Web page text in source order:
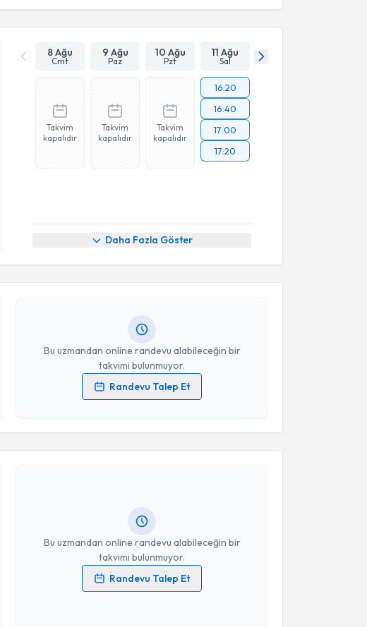
8 Ağu
Cmt
9 Ağu
Paz
10 Ağu
Pzt
11 Ağu
Sal
Takvim
kapalıdır
Takvim
kapalıdır
Takvim
kapalıdır
16:20
16:40
17:00
17:20
Daha Fazla Göster
Bu uzmandan online randevu alabileceğin bir
takvimi bulunmuyor.
Randevu Talep Et
Randevu Takvimi Talebi
Kişisel verilerimin işlenmesine ilişkinAydınlatma Metni
Bu uzmandan online randevu alabileceğin bir
takvimi bulunmuyor.
Randevu Talep Et
Randevu Takvimi Talebi
Prof. Dr. Ahmet Yavuz Balcı
Kişisel verilerimin işlenmesine ilişkinAydınlatma Metni